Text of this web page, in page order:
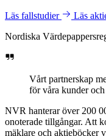
Läs fallstudier
Läs
Nordiska
Vårt partnerskap
för våra kunder
NVR hanterar över 200
onoterade tillgångar. Att
mäklare och aktieböcker